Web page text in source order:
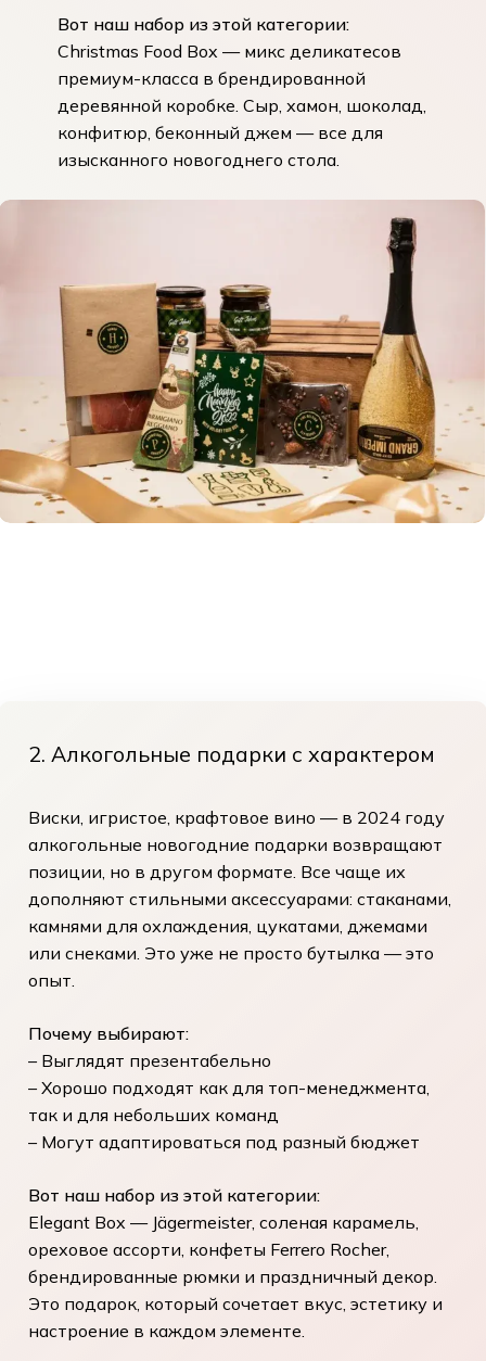
Вот наш набор из этой категории:
Christmas Food Box — микс деликатесов
премиум-класса в брендированной
деревянной коробке. Сыр, хамон, шоколад,
конфитюр, беконный джем — все для
изысканного новогоднего стола.
2. Алкогольные подарки с характером
Виски, игристое, крафтовое вино — в 2024 году
алкогольные новогодние подарки возвращают
позиции, но в другом формате. Все чаще их
дополняют стильными аксессуарами: стаканами,
камнями для охлаждения, цукатами, джемами
или снеками. Это уже не просто бутылка — это
опыт.
Почему выбирают:
– Выглядят презентабельно
– Хорошо подходят как для топ-менеджмента,
так и для небольших команд
– Могут адаптироваться под разный бюджет
Вот наш набор из этой категории:
Elegant Box — Jägermeister, соленая карамель,
ореховое ассорти, конфеты Ferrero Rocher,
брендированные рюмки и праздничный декор.
Это подарок, который сочетает вкус, эстетику и
настроение в каждом элементе.